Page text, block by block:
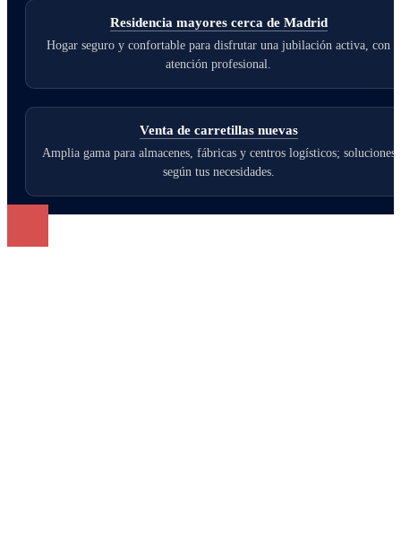
Residencia mayores cerca de Madrid
Hogar seguro y confortable para disfrutar una jubilación activa, con
atención profesional.
Venta de carretillas nuevas
Amplia gama para almacenes, fábricas y centros logísticos; soluciones
según tus necesidades.